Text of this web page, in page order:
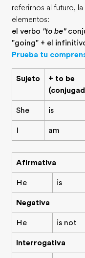
Encuentra una oficina
Sobre nosotros
Quiénes somos
Únete al equipo
referirnos al futuro,
elementos:
el verbo "to be"
"going" + el
Prueba tu
Sujeto
+ to be
She is
I am
Afirmativa
He is
Negativa
He is not
Interrogativa